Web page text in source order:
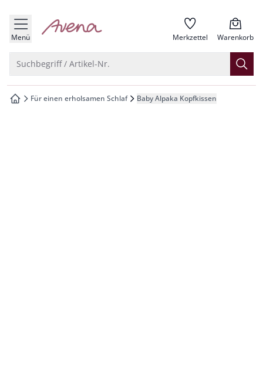
springen
springen
springen
springen
Menü zur Startseite Merkzettel Warenkorb
Suchbegriff / Artikel-Nr.
zur Startseite
Für einen erholsamen Schlaf Baby Alpaka Kopfkissen